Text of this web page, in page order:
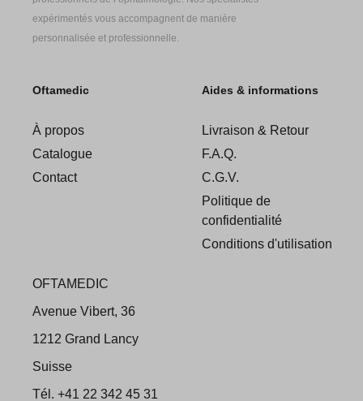
expérimentés vous accompagnent de manière
personnalisée et professionnelle.
Oftamedic
À propos
Catalogue
Contact
Aides & informations
Livraison & Retour
F.A.Q.
C.G.V.
Politique de
confidentialité
Conditions d'utilisation
OFTAMEDIC
Avenue Vibert, 36
1212 Grand Lancy
Suisse
Tél. +41 22 342 45 31